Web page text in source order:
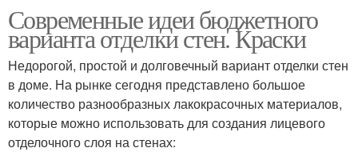
Современные идеи бюджетного
варианта отделки стен. Краски
Недорогой, простой и долговечный вариант отделки стен
в доме. На рынке сегодня представлено большое
количество разнообразных лакокрасочных материалов,
которые можно использовать для создания лицевого
отделочного слоя на стенах: